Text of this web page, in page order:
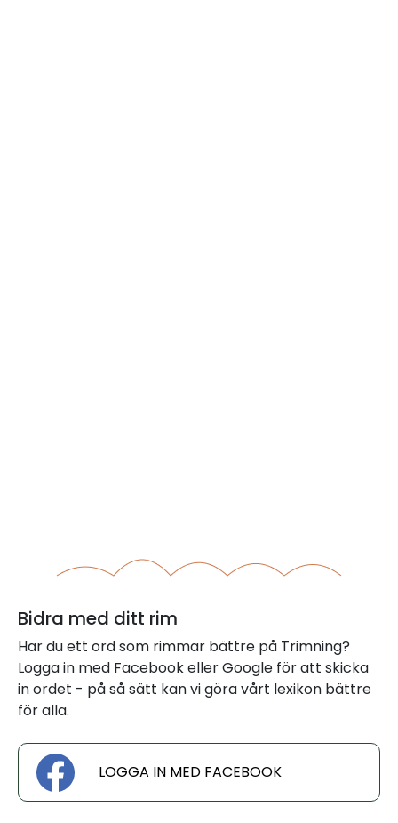
Bidra med ditt rim
Har du ett ord som rimmar bättre på Trimning?
Logga in med Facebook eller Google för att skicka
in ordet - på så sätt kan vi göra vårt lexikon bättre
för alla.
LOGGA IN MED FACEBOOK